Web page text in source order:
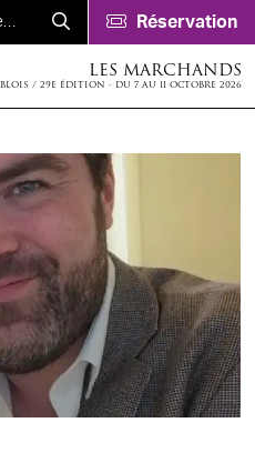
Réservation
LES MARCHANDS
BLOIS / 29E ÉDITION - DU 7 AU 11 OCTOBRE 2026